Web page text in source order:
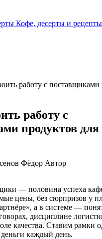
Кофе, десерты и рецепты
работу с поставщиками
работу с
продуктов для
Фёдор Автор
— половина успеха
цены, без сюрпризов у
а в системе —
дисциплине
качества. Ставим рамки
каждый день.